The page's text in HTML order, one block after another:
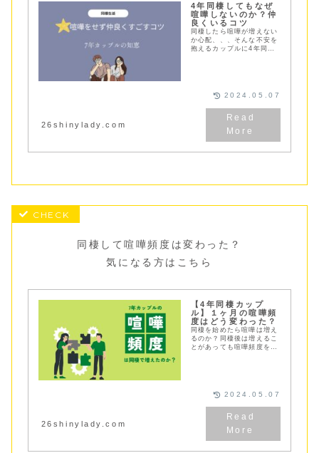
4年同棲してもなぜ
喧嘩しないのか？仲
良くいるコツ
同棲したら喧嘩が増えない
か心配、、、そんな不安を
抱えるカップルに4年同棲
26shinylady.com
2024.05.07
同棲して喧嘩頻度は変わった？
気になる方はこちら
【4年同棲カップ
ル】１ヶ月の喧嘩頻
度はどう変わった？
同棲を始めたら喧嘩は増え
るのか？同棲後は増えるこ
とがあっても喧嘩頻度を減
26shinylady.com
2024.05.07